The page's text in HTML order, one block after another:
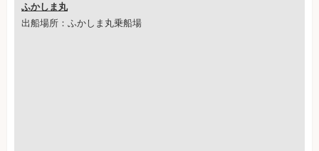
ふかしま丸
出船場所：ふかしま丸乗船場